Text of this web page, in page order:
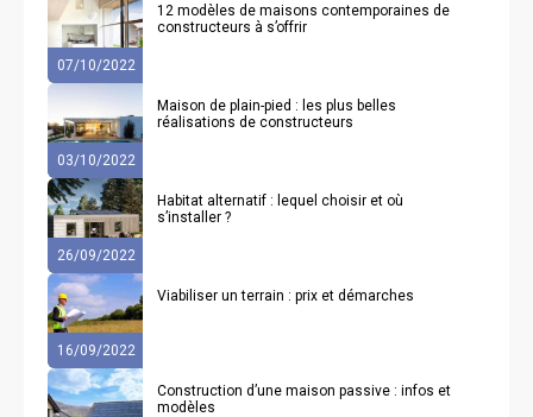
07/10/2022
12 modèles de maisons contemporaines de
constructeurs à s’offrir
03/10/2022
Maison de plain-pied : les plus belles
réalisations de constructeurs
26/09/2022
Habitat alternatif : lequel choisir et où
s’installer ?
16/09/2022
Viabiliser un terrain : prix et démarches
Construction d’une maison passive : infos et
modèles